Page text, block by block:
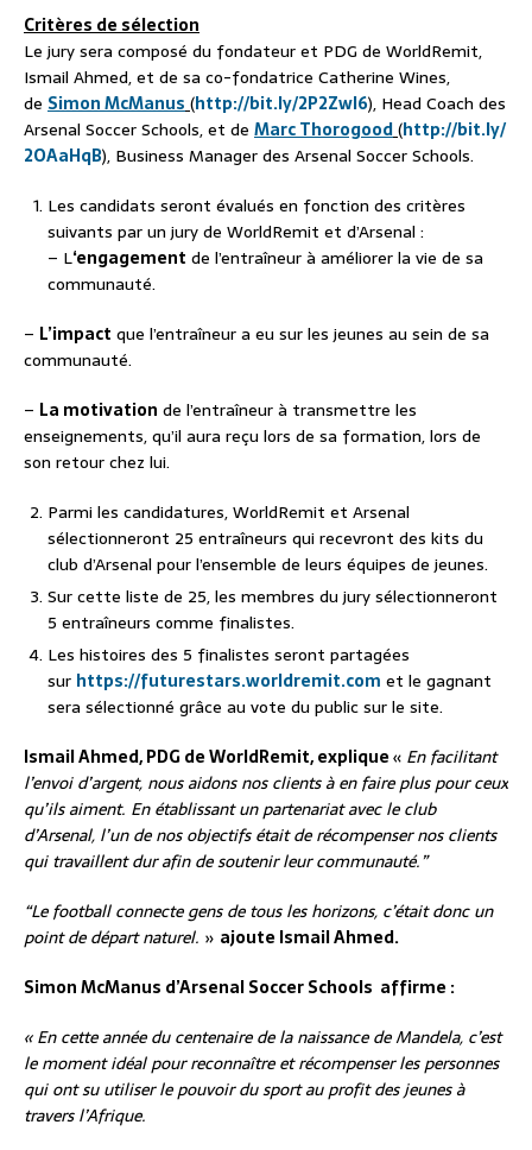
Critères de sélection
Le jury sera composé du fondateur et PDG de WorldRemit,
Ismail Ahmed, et de sa co-fondatrice Catherine Wines,
de Simon McManus (http://bit.ly/2P2ZwI6), Head Coach des
Arsenal Soccer Schools, et de Marc Thorogood(http://bit.ly/
2OAaHqB), Business Manager des Arsenal Soccer Schools.
Les candidats seront évalués en fonction des critères
suivants par un jury de WorldRemit et d’Arsenal :
– L‘engagement de l’entraîneur à améliorer la vie de sa
communauté.
– L’impact que l’entraîneur a eu sur les jeunes au sein de sa
communauté.
– La motivation de l’entraîneur à transmettre les
enseignements, qu’il aura reçu lors de sa formation, lors de
son retour chez lui.
Parmi les candidatures, WorldRemit et Arsenal
sélectionneront 25 entraîneurs qui recevront des kits du
club d’Arsenal pour l’ensemble de leurs équipes de jeunes.
Sur cette liste de 25, les membres du jury sélectionneront
5 entraîneurs comme finalistes.
Les histoires des 5 finalistes seront partagées
sur https://futurestars.worldremit.com et le gagnant
sera sélectionné grâce au vote du public sur le site.
Ismail Ahmed, PDG de WorldRemit, explique« En facilitant
l’envoi d’argent, nous aidons nos clients à en faire plus pour ceux
qu’ils aiment. En établissant un partenariat avec le club
d’Arsenal, l’un de nos objectifs était de récompenser nos clients
qui travaillent dur afin de soutenir leur communauté.”
“Le football connecte gens de tous les horizons, c’était donc un
point de départ naturel. » ajoute Ismail Ahmed.
Simon McManus d’Arsenal Soccer Schools affirme :
« En cette année du centenaire de la naissance de Mandela, c’est
le moment idéal pour reconnaître et récompenser les personnes
qui ont su utiliser le pouvoir du sport au profit des jeunes à
travers l’Afrique.